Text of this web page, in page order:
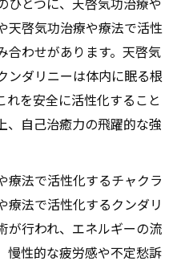
天啓気功治療や療法で活性
合わせがあります。天啓気
ンダリニーは体内に眠る根
れを安全に活性化すること
、自己治癒力の飛躍的な強
療法で活性化するチャクラ
療法で活性化するクンダリ
が行われ、エネルギーの流
慢性的な疲労感や不定愁訴